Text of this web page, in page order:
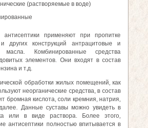
(растворяемые в воде)
антисептики применяют при пропитке
других конструкций антрацитовые и
масла. Комбинированные средства
элементов. Они входят в состав
и т.д.
обработки жилых помещений, как
неорганические средства, в состав
бромная кислота, соли кремния, натрия,
Данные суставы можно увидеть в
или в виде раствора. Более этого,
антисептики полностью впитывается в